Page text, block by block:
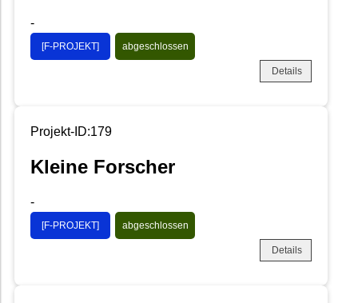
-
[F-PROJEKT] abgeschlossen
Details
Projekt-ID:179
Kleine Forscher
-
[F-PROJEKT] abgeschlossen
Details